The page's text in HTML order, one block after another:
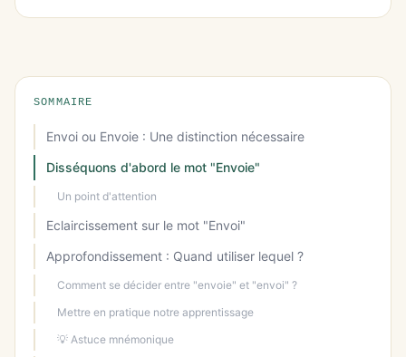
SOMMAIRE
Envoi ou Envoie : Une distinction nécessaire
Disséquons d'abord le mot "Envoie"
Un point d'attention
Eclaircissement sur le mot "Envoi"
Approfondissement : Quand utiliser lequel ?
Comment se décider entre "envoie" et "envoi" ?
Mettre en pratique notre apprentissage
💡 Astuce mnémonique